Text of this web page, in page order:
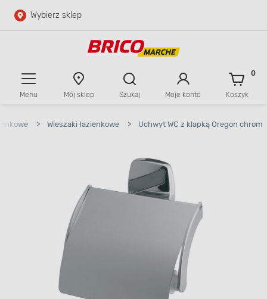
Przejdź do głównej zawartości
Wybierz sklep
Menu Mój sklep Szukaj Moje konto Koszyk
0
> Wieszaki łazienkowe > Uchwyt WC z klapką Oregon chrom